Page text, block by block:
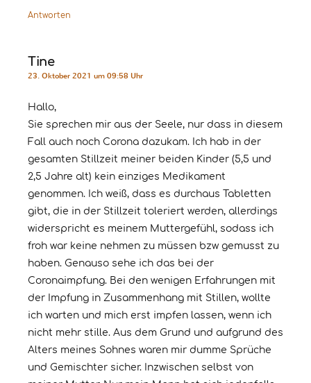
Antworten
Tine
23. Oktober 2021 um 09:58 Uhr
Hallo,
Sie sprechen mir aus der Seele, nur dass in diesem
Fall auch noch Corona dazukam. Ich hab in der
gesamten Stillzeit meiner beiden Kinder (5,5 und
2,5 Jahre alt) kein einziges Medikament
genommen. Ich weiß, dass es durchaus Tabletten
gibt, die in der Stillzeit toleriert werden, allerdings
widerspricht es meinem Muttergefühl, sodass ich
froh war keine nehmen zu müssen bzw gemusst zu
haben. Genauso sehe ich das bei der
Coronaimpfung. Bei den wenigen Erfahrungen mit
der Impfung in Zusammenhang mit Stillen, wollte
ich warten und mich erst impfen lassen, wenn ich
nicht mehr stille. Aus dem Grund und aufgrund des
Alters meines Sohnes waren mir dumme Sprüche
und Gemischter sicher. Inzwischen selbst von